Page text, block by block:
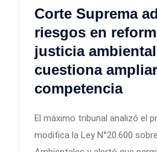
Corte Suprema
riesgos en
justicia
cuestiona
competencia
El máximo tribunal analizó el
modifica la Ley N°20.600